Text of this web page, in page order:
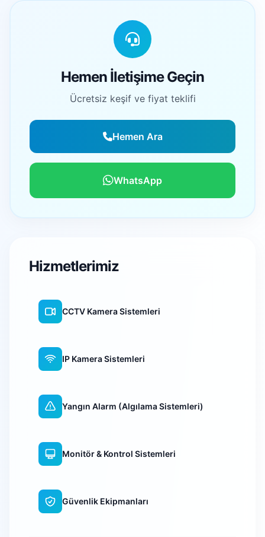
Hemen İletişime Geçin
Ücretsiz keşif ve fiyat teklifi
Hemen Ara
WhatsApp
Hizmetlerimiz
CCTV Kamera Sistemleri
IP Kamera Sistemleri
Yangın Alarm (Algılama Sistemleri)
Monitör & Kontrol Sistemleri
Güvenlik Ekipmanları